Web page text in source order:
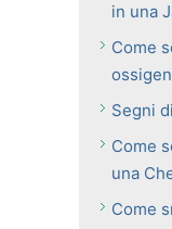
in una
Come
Segni
Come
una
Come